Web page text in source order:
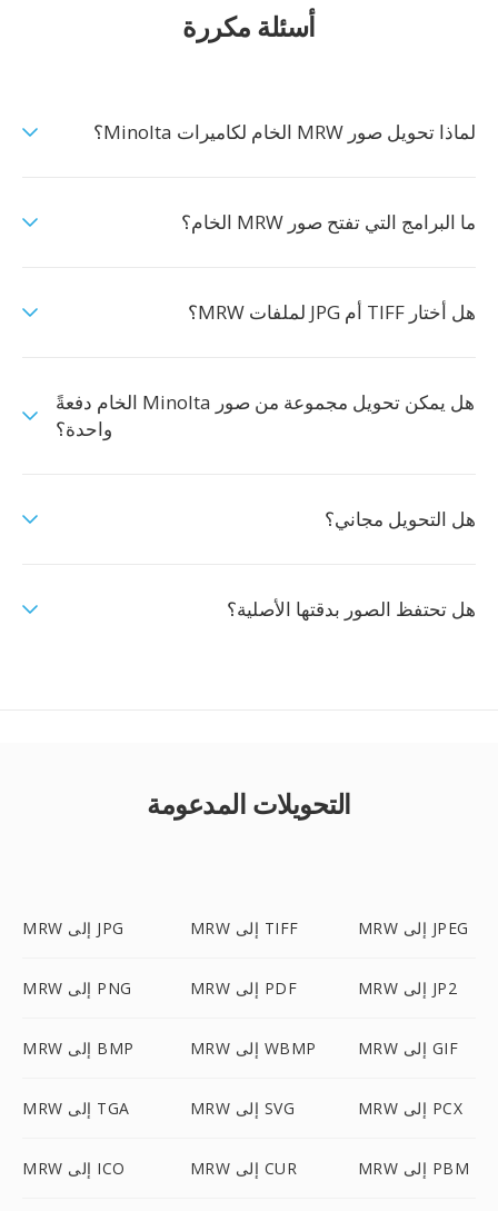
أسئلة مكررة
لماذا تحويل صور MRW الخام لكاميرات Minolta؟
ما البرامج التي تفتح صور MRW الخام؟
هل أختار TIFF أم JPG لملفات MRW؟
هل يمكن تحويل مجموعة من صور Minolta الخام دفعةً
واحدة؟
هل التحويل مجاني؟
هل تحتفظ الصور بدقتها الأصلية؟
التحويلات المدعومة
MRW إلى JPG MRW إلى TIFF MRW إلى JPEG
MRW إلى PNG MRW إلى PDF MRW إلى JP2
MRW إلى BMP MRW إلى WBMP MRW إلى GIF
MRW إلى TGA MRW إلى SVG MRW إلى PCX
MRW إلى ICO MRW إلى CUR MRW إلى PBM